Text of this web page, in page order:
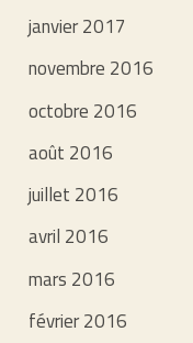
janvier 2017
novembre 2016
octobre 2016
août 2016
juillet 2016
avril 2016
mars 2016
février 2016